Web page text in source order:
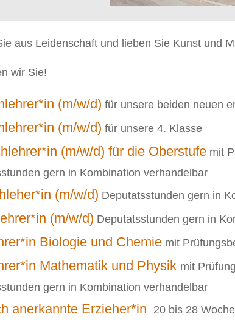
aus Leidenschaft und lieben Sie Kunst und
wir Sie!
(m/w/d) für unsere beiden neuen
(m/w/d) für unsere 4. Klasse
(m/w/d) für die Oberstufe mit
gern in Kombination verhandelbar
(m/w/d) Deputatsstunden gern in
(m/w/d) Deputatsstunden gern in
Biologie und Chemie mit
Mathematik und Physik mit
gern in Kombination verhandelbar
anerkannte Erzieher*in 20 bis 28